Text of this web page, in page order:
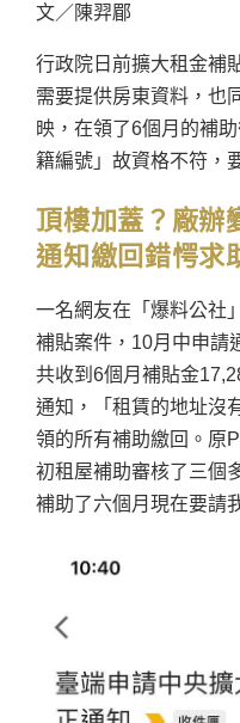
文／陳羿郿
行政院日前擴大租金補
需要提供房東資料，也
映，在領了6個月的補
籍編號」故資格不符，
頂樓加蓋？廠辦
通知繳回錯愕求
一名網友在「爆料公社
補貼案件，10月中申請
共收到6個月補貼金
通知，「租賃的地址沒
領的所有補助繳回。原
初租屋補助審核了三個
補助了六個月現在要請